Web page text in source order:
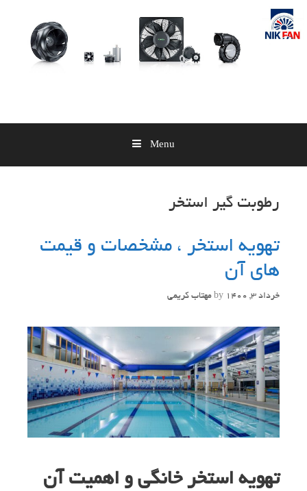
Skip
content
Menu
رطوبت گیر استخر
تهویه استخر ، مشخصات و قیمت
های آن
خرداد 3, 1400 by مهتاب کریمی
تهویه استخر خانگی و اهمیت آن